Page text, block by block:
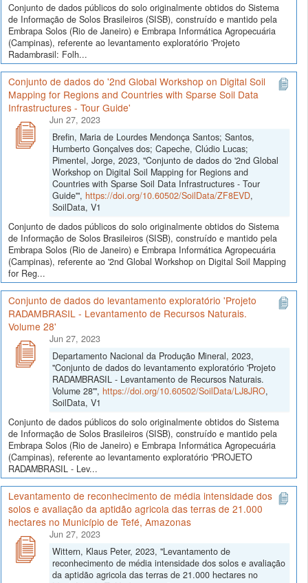
Conjunto de dados públicos do solo originalmente obtidos do Sistema
de Informação de Solos Brasileiros (SISB), construído e mantido pela
Embrapa Solos (Rio de Janeiro) e Embrapa Informática Agropecuária
(Campinas), referente ao levantamento exploratório 'Projeto
Radambrasil: Folh...
Conjunto de dados do '2nd Global Workshop on Digital Soil
Mapping for Regions and Countries with Sparse Soil Data
Infrastructures - Tour Guide'
Jun 27, 2023
Brefin, Maria de Lourdes Mendonça Santos; Santos,
Humberto Gonçalves dos; Capeche, Clúdio Lucas;
Pimentel, Jorge, 2023, "Conjunto de dados do '2nd Global
Workshop on Digital Soil Mapping for Regions and
Countries with Sparse Soil Data Infrastructures - Tour
Guide'", https://doi.org/10.60502/SoilData/ZF8EVD,
SoilData, V1
Conjunto de dados públicos do solo originalmente obtidos do Sistema
de Informação de Solos Brasileiros (SISB), construído e mantido pela
Embrapa Solos (Rio de Janeiro) e Embrapa Informática Agropecuária
(Campinas), referente ao '2nd Global Workshop on Digital Soil Mapping
for Reg...
Conjunto de dados do levantamento exploratório 'Projeto
RADAMBRASIL - Levantamento de Recursos Naturais.
Volume 28'
Jun 27, 2023
Departamento Nacional da Produção Mineral, 2023,
"Conjunto de dados do levantamento exploratório 'Projeto
RADAMBRASIL - Levantamento de Recursos Naturais.
Volume 28'", https://doi.org/10.60502/SoilData/LJ8JRO,
SoilData, V1
Conjunto de dados públicos do solo originalmente obtidos do Sistema
de Informação de Solos Brasileiros (SISB), construído e mantido pela
Embrapa Solos (Rio de Janeiro) e Embrapa Informática Agropecuária
(Campinas), referente ao levantamento exploratório 'PROJETO
RADAMBRASIL - Lev...
Levantamento de reconhecimento de média intensidade dos
solos e avaliação da aptidão agricola das terras de 21.000
hectares no Município de Tefé, Amazonas
Jun 27, 2023
Wittern, Klaus Peter, 2023, "Levantamento de
reconhecimento de média intensidade dos solos e avaliação
da aptidão agricola das terras de 21.000 hectares no